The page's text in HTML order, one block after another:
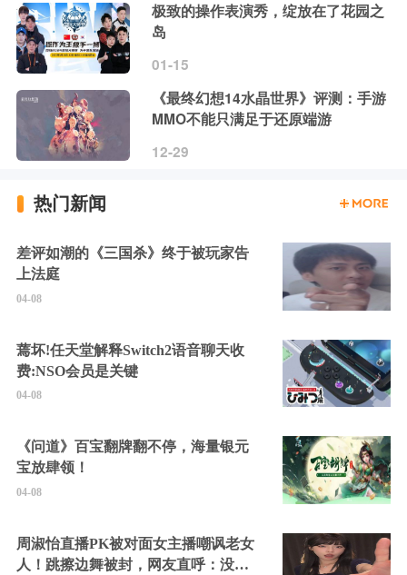
极致的操作表演秀，绽放在了花园之
岛
01-15
《最终幻想14水晶世界》评测：手游
MMO不能只满足于还原端游
12-29
热门新闻
差评如潮的《三国杀》终于被玩家告
上法庭
04-08
蔫坏!任天堂解释Switch2语音聊天收
费:NSO会员是关键
04-08
《问道》百宝翻牌翻不停，海量银元
宝放肆领！
04-08
周淑怡直播PK被对面女主播嘲讽老女
人！跳擦边舞被封，网友直呼：没边